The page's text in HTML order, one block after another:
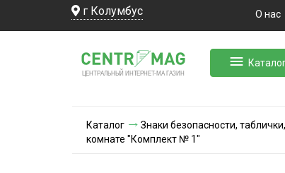
г Колумбус О нас
ЦЕНТРАЛЬНЫЙ ИНТЕРНЕТ-МА ГАЗИН
Каталог Знаки безопасности,
комнате "Комплект № 1"